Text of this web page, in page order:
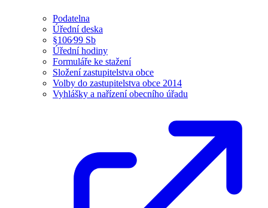
Podatelna
Úřední deska
§106⁄99 Sb
Úřední hodiny
Formuláře ke stažení
Složení zastupitelstva obce
Volby do zastupitelstva obce 2014
Vyhlášky a nařízení obecního úřadu